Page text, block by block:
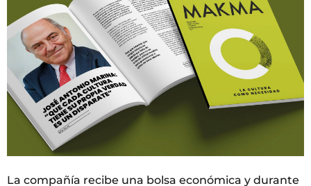
La compañía recibe una bolsa económica y durante